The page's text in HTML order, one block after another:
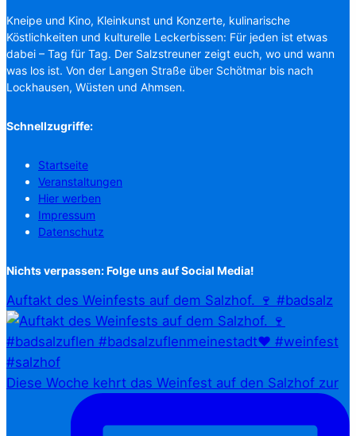
Kneipe und Kino, Kleinkunst und Konzerte, kulinarische
Köstlichkeiten und kulturelle Leckerbissen: Für jeden ist etwas
dabei – Tag für Tag. Der Salzstreuner zeigt euch, wo und wann
was los ist. Von der Langen Straße über Schötmar bis nach
Lockhausen, Wüsten und Ahmsen.
Schnellzugriffe:
Startseite
Veranstaltungen
Hier werben
Impressum
Datenschutz
Nichts verpassen: Folge uns auf Social Media!
Auftakt des Weinfests auf dem Salzhof. 🍷 #badsalz
Diese Woche kehrt das Weinfest auf den Salzhof zur